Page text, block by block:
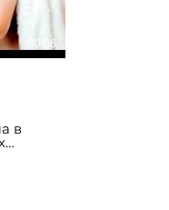
00:06
в